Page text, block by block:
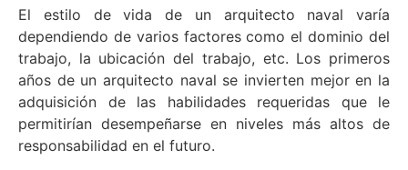
El estilo de vida de un arquitecto naval varía
dependiendo de varios factores como el dominio del
trabajo, la ubicación del trabajo, etc. Los primeros
años de un arquitecto naval se invierten mejor en la
adquisición de las habilidades requeridas que le
permitirían desempeñarse en niveles más altos de
responsabilidad en el futuro.